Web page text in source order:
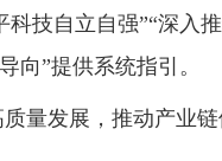
技自立自强”“深入
向”提供系统指引。
量发展，推动产业